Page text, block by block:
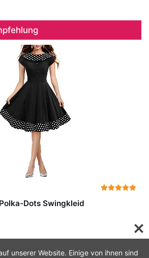
Dots Swingkleid
6, 2026 1:57 a.m.
unserer Website. Einige von ihnen sind